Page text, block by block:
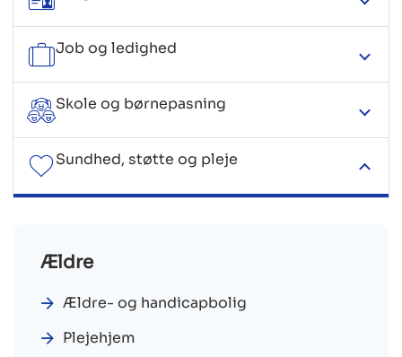
Job og ledighed
Skole og børnepasning
Sundhed, støtte og pleje
Ældre
Ældre- og handicapbolig
Plejehjem